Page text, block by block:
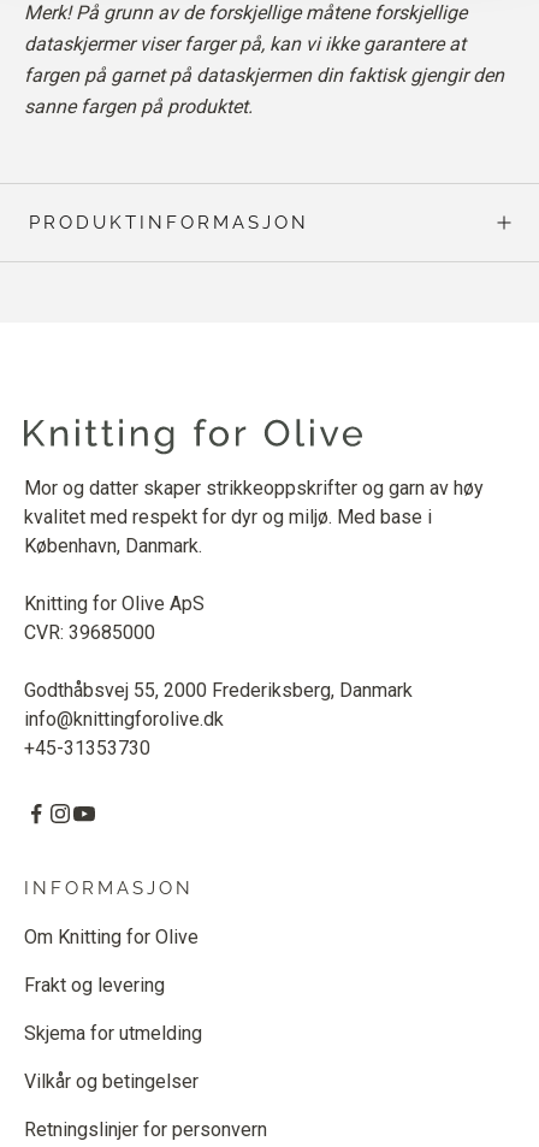
Merk! På grunn av de forskjellige måtene forskjellige
dataskjermer viser farger på, kan vi ikke garantere at
fargen på garnet på dataskjermen din faktisk gjengir den
sanne fargen på produktet.
PRODUKTINFORMASJON
Mor og datter skaper strikkeoppskrifter og garn av høy
kvalitet med respekt for dyr og miljø. Med base i
København, Danmark.
Knitting for Olive ApS
CVR: 39685000
Godthåbsvej 55, 2000 Frederiksberg, Danmark
info@knittingforolive.dk
+45-31353730
INFORMASJON
Om Knitting for Olive
Frakt og levering
Skjema for utmelding
Vilkår og betingelser
Retningslinjer for personvern